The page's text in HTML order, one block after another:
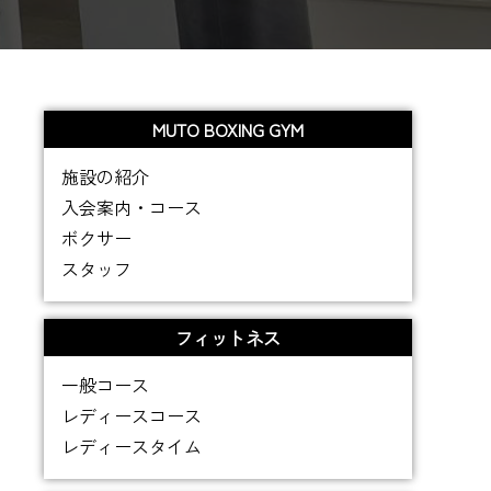
MUTO BOXING GYM
施設の紹介
入会案内・コース
ボクサー
スタッフ
フィットネス
一般コース
レディースコース
レディースタイム